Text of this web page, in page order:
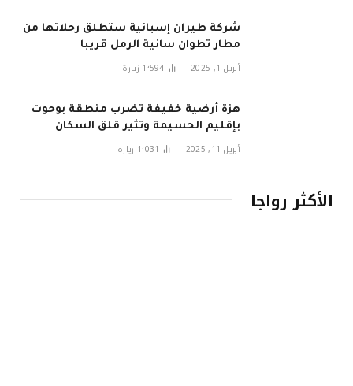
شركة طيران إسبانية ستطلق رحلاتها من
مطار تطوان سانية الرمل قريبا
أبريل 1, 2025 1٬594 زيارة
هزة أرضية خفيفة تضرب منطقة بوحوت
بإقليم الحسيمة وتثير قلق السكان
أبريل 11, 2025 1٬031 زيارة
الأكثر رواجا